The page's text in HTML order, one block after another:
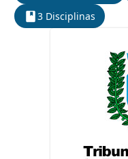
3 Disciplinas